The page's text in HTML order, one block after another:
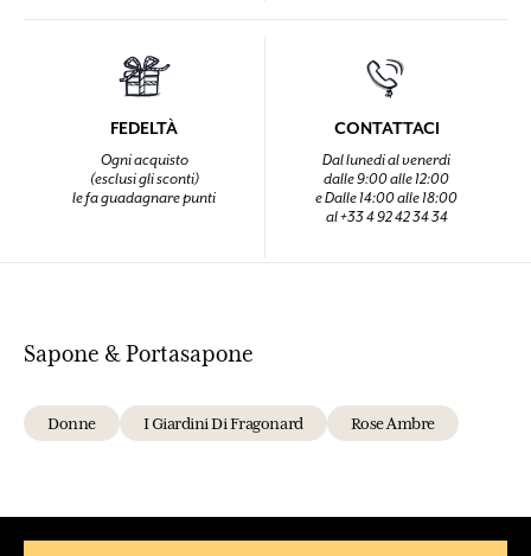
FEDELTÀ
Ogni acquisto
(esclusi gli sconti)
le fa guadagnare punti
CONTATTACI
Dal lunedi al venerdi
dalle 9:00 alle 12:00
e Dalle 14:00 alle 18:00
al +33 4 92 42 34 34
Sapone & Portasapone
Donne I Giardini Di Fragonard Rose Ambre